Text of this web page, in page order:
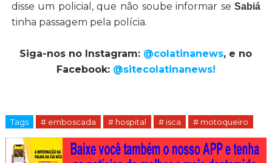
disse um policial, que não soube informar seSabiá
tinha passagem pela polícia.
Siga-nos no Instagram: @colatinanews, e no
Facebook: @sitecolatinanews!
Tags # emboscada # hospital # isca # motoqueiro